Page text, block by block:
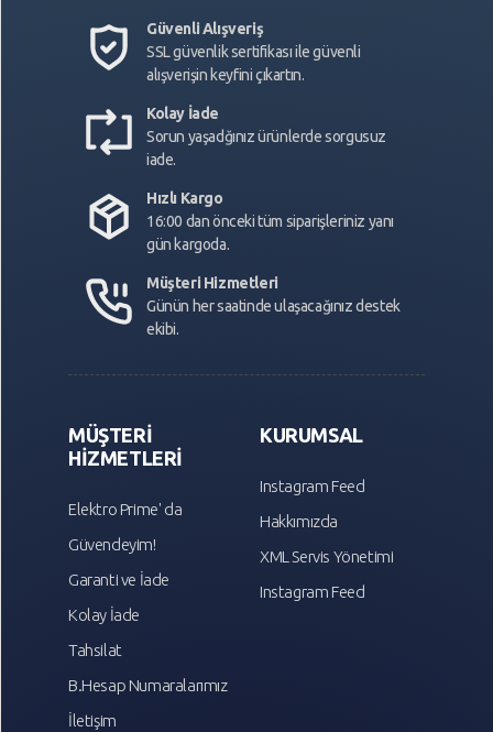
Güvenli Alışveriş
SSL güvenlik sertifikası ile güvenli
alışverişin keyfini çıkartın.
Kolay İade
Sorun yaşadğınız ürünlerde sorgusuz
iade.
Hızlı Kargo
16:00 dan önceki tüm siparişleriniz yanı
gün kargoda.
Müşteri Hizmetleri
Günün her saatinde ulaşacağınız destek
ekibi.
MÜŞTERİ
HİZMETLERİ
Elektro Prime' da
Güvendeyim!
Garanti ve İade
Kolay İade
Tahsilat
B.Hesap Numaralarımız
İletişim
KURUMSAL
Instagram Feed
Hakkımızda
XML Servis Yönetimi
Instagram Feed